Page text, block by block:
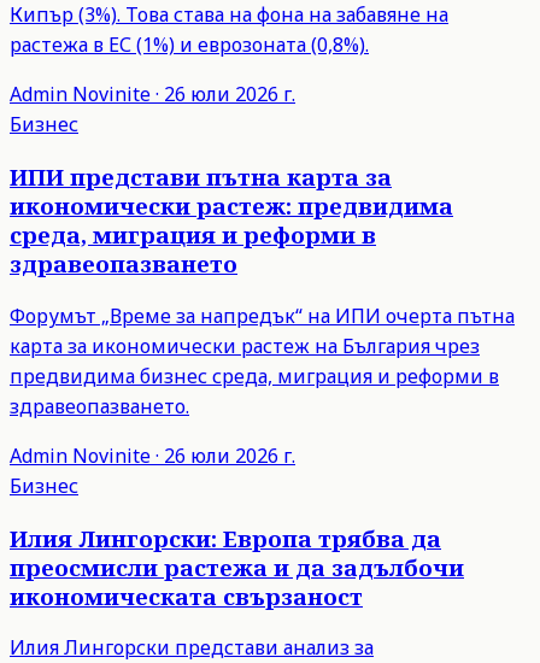
Кипър (3%). Това става на фона на забавяне на
растежа в ЕС (1%) и еврозоната (0,8%).
Admin Novinite· 26 юли 2026 г.
Бизнес
ИПИ представи пътна карта за
икономически растеж: предвидима
среда, миграция и реформи в
здравеопазването
Форумът „Време за напредък“ на ИПИ очерта пътна
карта за икономически растеж на България чрез
предвидима бизнес среда, миграция и реформи в
здравеопазването.
Admin Novinite· 26 юли 2026 г.
Бизнес
Илия Лингорски: Европа трябва да
преосмисли растежа и да задълбочи
икономическата свързаност
Илия Лингорски представи анализ за